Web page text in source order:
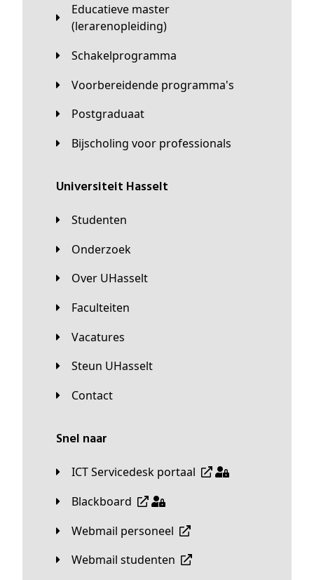
Educatieve master
(lerarenopleiding)
Schakelprogramma
Voorbereidende programma's
Postgraduaat
Bijscholing voor professionals
universiteit Hasselt
Studenten
Onderzoek
Over UHasselt
Faculteiten
Vacatures
Steun UHasselt
Contact
Snel naar
ICT Servicedesk portaal
Blackboard
Webmail personeel
Webmail studenten